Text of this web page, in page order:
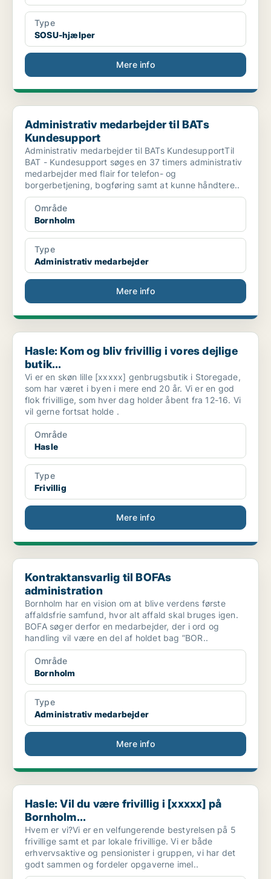
Type
SOSU-hjælper
Mere info
Administrativ medarbejder til BATs Kundesupport
Administrativ medarbejder til BATs
Kundesupport
Administrativ medarbejder til BATs KundesupportTil
BAT - Kundesupport søges en 37 timers administrativ
medarbejder med flair for telefon- og
borgerbetjening, bogføring samt at kunne håndtere..
Område
Bornholm
Type
Administrativ medarbejder
Mere info
Hasle: Kom og bliv frivillig i vores dejlige butik...
Hasle: Kom og bliv frivillig i vores dejlige
butik...
Vi er en skøn lille [xxxxx] genbrugsbutik i Storegade,
som har været i byen i mere end 20 år. Vi er en god
flok frivillige, som hver dag holder åbent fra 12-16. Vi
vil gerne fortsat holde .
Område
Hasle
Type
Frivillig
Mere info
Kontraktansvarlig til BOFAs administration
Kontraktansvarlig til BOFAs
administration
Bornholm har en vision om at blive verdens første
affaldsfrie samfund, hvor alt affald skal bruges igen.
BOFA søger derfor en medarbejder, der i ord og
handling vil være en del af holdet bag ”BOR..
Område
Bornholm
Type
Administrativ medarbejder
Mere info
Hasle: Vil du være frivillig i [xxxxx] på Bornholm...
Hasle: Vil du være frivillig i [xxxxx] på
Bornholm...
Hvem er vi?Vi er en velfungerende bestyrelsen på 5
frivillige samt et par lokale frivillige. Vi er både
erhvervsaktive og pensionister i gruppen, vi har det
godt sammen og fordeler opgaverne imel..